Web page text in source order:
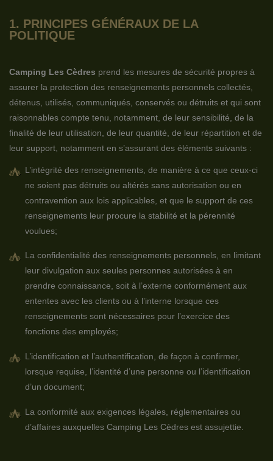
1. PRINCIPES GÉNÉRAUX DE LA
POLITIQUE
Camping Les Cèdres prend les mesures de sécurité propres à
assurer la protection des renseignements personnels collectés,
détenus, utilisés, communiqués, conservés ou détruits et qui sont
raisonnables compte tenu, notamment, de leur sensibilité, de la
finalité de leur utilisation, de leur quantité, de leur répartition et de
leur support, notamment en s’assurant des éléments suivants :
L’intégrité des renseignements, de manière à ce que ceux-ci
ne soient pas détruits ou altérés sans autorisation ou en
contravention aux lois applicables, et que le support de ces
renseignements leur procure la stabilité et la pérennité
voulues;
La confidentialité des renseignements personnels, en limitant
leur divulgation aux seules personnes autorisées à en
prendre connaissance, soit à l’externe conformément aux
ententes avec les clients ou à l’interne lorsque ces
renseignements sont nécessaires pour l’exercice des
fonctions des employés;
L’identification et l’authentification, de façon à confirmer,
lorsque requise, l’identité d’une personne ou l’identification
d’un document;
La conformité aux exigences légales, réglementaires ou
d’affaires auxquelles Camping Les Cèdres est assujettie.